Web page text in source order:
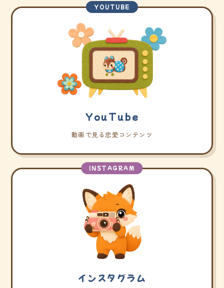
YOUTUBE
YouTube
動画で見る恋愛コンテンツ
INSTAGRAM
インスタグラム